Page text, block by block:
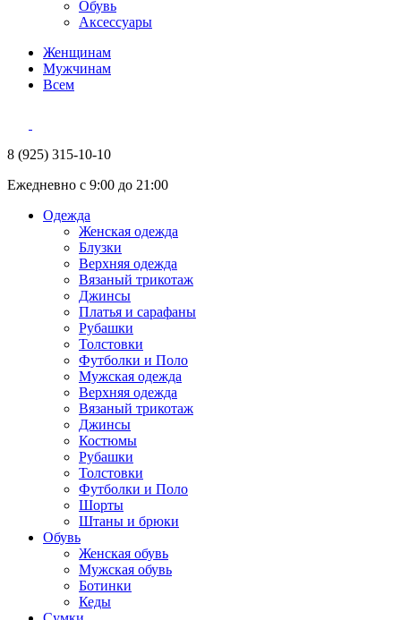
Обувь
Аксессуары
Женщинам
Мужчинам
Всем
8 (925) 315-10-10
Ежедневно с 9:00 до 21:00
Одежда
Женская одежда
Блузки
Верхняя одежда
Вязаный трикотаж
Джинсы
Платья и сарафаны
Рубашки
Толстовки
Футболки и Поло
Мужская одежда
Верхняя одежда
Вязаный трикотаж
Джинсы
Костюмы
Рубашки
Толстовки
Футболки и Поло
Шорты
Штаны и брюки
Обувь
Женская обувь
Мужская обувь
Ботинки
Кеды